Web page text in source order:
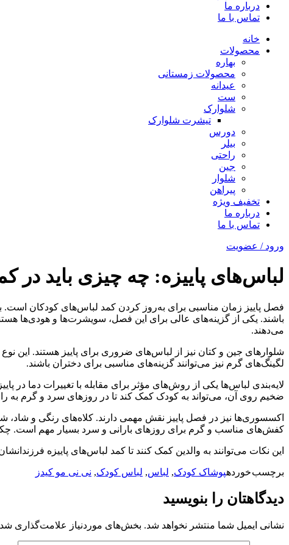
درباره ما
تماس با ما
خانه
محصولات
بهاره
محصولات زمستانی
عیدانه
ست
شلوارک
تیشرت شلوارک
دورس
بیلر
راحتی
جین
شلوار
پیراهن
تخفیف ویژه
درباره ما
تماس با ما
ورود / عضویت
لباس‌های پاییزه: چه چیزی باید در
فصل پاییز زمان مناسبی برای به‌روز کردن کمد لباس‌های کودکان است.
باشند. یکی از گزینه‌های عالی برای این فصل، سویشرت‌ها و هودی‌ها
می‌دهند.
شلوارهای جین و کتان نیز از لباس‌های ضروری برای پاییز هستند.
لگینگ‌های گرم نیز می‌توانند گزینه‌های مناسبی برای دختران باشند.
لایه‌بندی لباس‌ها یکی از روش‌های مؤثر برای مقابله با تغییرات دما در
ضخیم روی آن، می‌تواند به کودک کمک کند تا در روزهای سرد و گرم به
اکسسوری‌ها نیز در فصل پاییز نقش مهمی دارند. کلاه‌های رنگی و شاد،
کفش‌های مناسب و گرم برای روزهای بارانی و سرد بسیار مهم است.
این نکات می‌توانند به والدین کمک کنند تا کمد لباس‌های پاییزه
برچسب خوردهپوشاک کودک, لباس, لباس کودک, نی نی مو کیدز
دیدگاهتان را بنویسید
نشانی ایمیل شما منتشر نخواهد شد. بخش‌های موردنیاز علامت‌گذاری